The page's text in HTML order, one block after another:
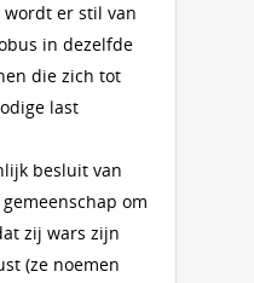
wordt er stil van
in dezelfde
die zich tot
last
besluit van
om
zij wars zijn
(ze noemen